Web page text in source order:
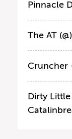
Pinnacle
The AT
Cruncher
Dirty